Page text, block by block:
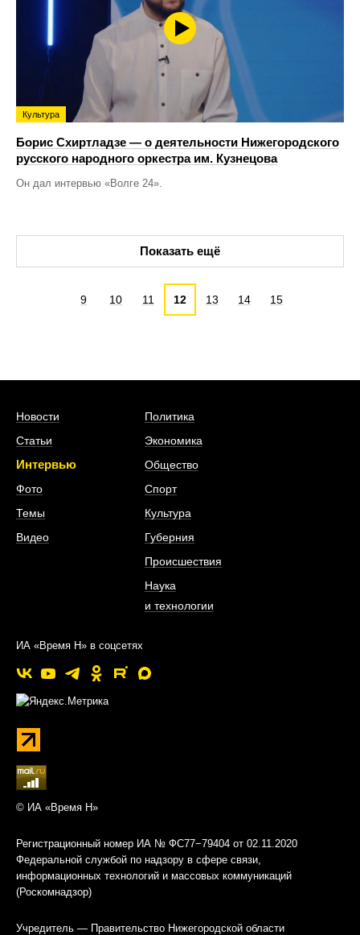
Культура
Борис Схиртладзе — о деятельности Нижегородского
русского народного оркестра им. Кузнецова
Он дал интервью «Волге 24».
Показать ещё
9 10 11 12 13 14 15
Новости
Статьи
Интервью
Фото
Темы
Видео
Политика
Экономика
Общество
Спорт
Культура
Губерния
Происшествия
Наука
и технологии
ИА «Время Н» в соцсетях
© ИА «Время Н»
Регистрационный номер ИА № ФС77−79404 от 02.11.2020
Федеральной службой по надзору в сфере связи,
информационных технологий и массовых коммуникаций
(Роскомнадзор)
Учредитель — Правительство Нижегородской области